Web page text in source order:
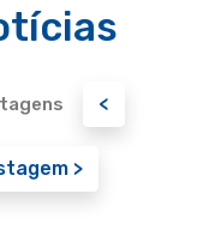
<
>